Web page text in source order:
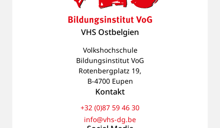
VHS Ostbelgien
Volkshochschule
Bildungsinstitut VoG
Rotenbergplatz 19,
B-4700 Eupen
Kontakt
+32 (0)87 59 46 30
info@vhs-dg.be